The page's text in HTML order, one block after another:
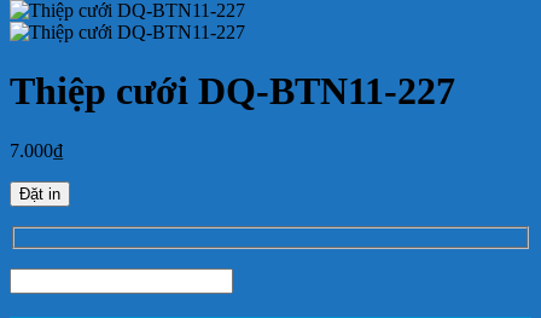
Thiệp cưới DQ-BTN11-227
7.000₫
Đặt in